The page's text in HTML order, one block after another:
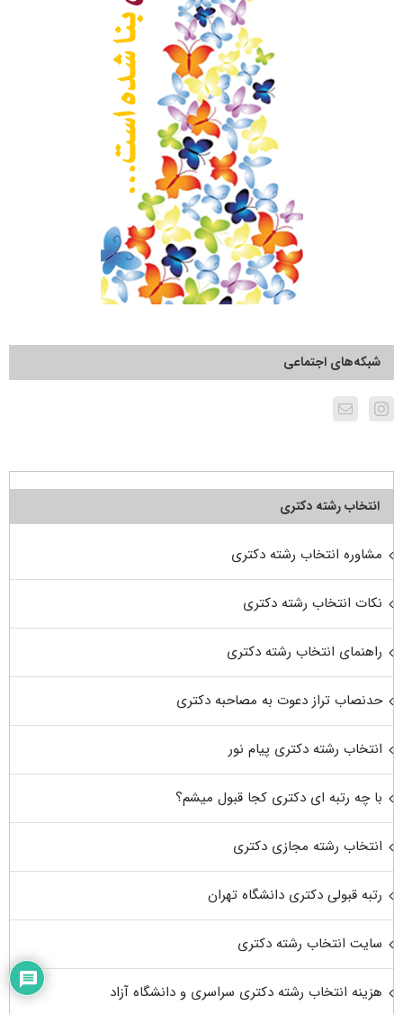
شبکه‌های اجتماعی
انتخاب رشته دکتری
مشاوره انتخاب رشته دکتری
نکات انتخاب رشته دکتری
راهنمای انتخاب رشته دکتری
حدنصاب تراز دعوت به مصاحبه دکتری
انتخاب رشته دکتری پیام نور
با چه رتبه ای دکتری کجا قبول میشم؟
انتخاب رشته مجازی دکتری
رتبه قبولی دکتری دانشگاه تهران
سایت انتخاب رشته دکتری
هزینه انتخاب رشته دکتری سراسری و دانشگاه آزاد